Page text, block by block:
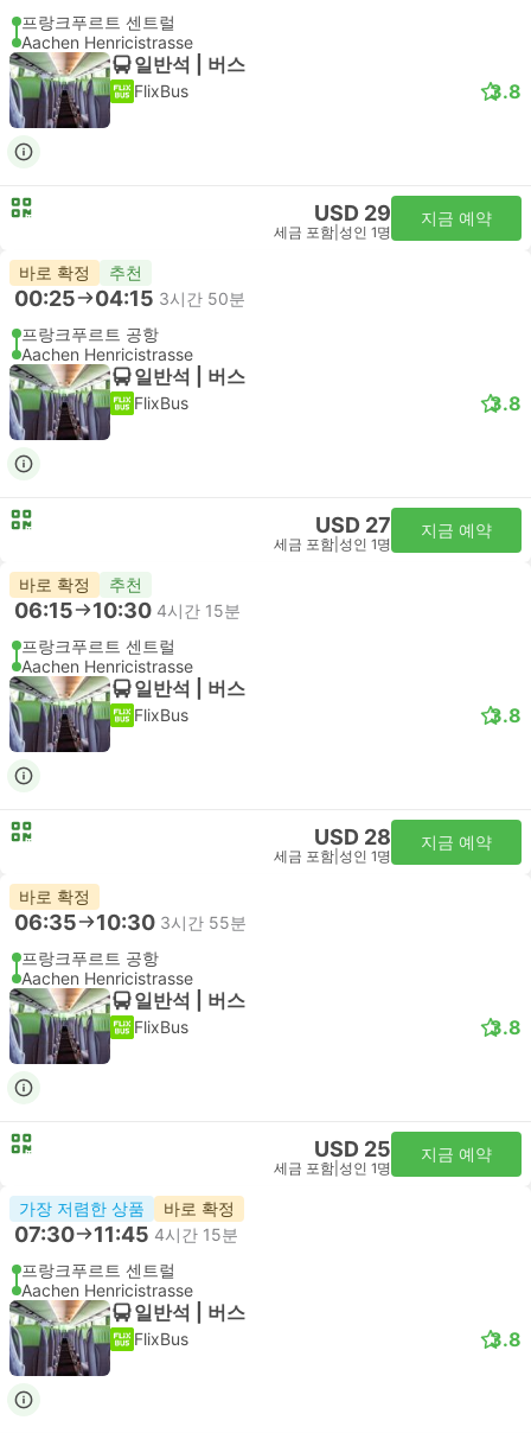
프랑크푸르트 센트럴
Aachen Henricistrasse
일반석 | 버스
FlixBus 3.8
USD 29
세금 포함 성인 1명
지금 예약
바로 확정 추천
00:25 04:15 3시간 50분
프랑크푸르트 공항
Aachen Henricistrasse
일반석 | 버스
FlixBus 3.8
USD 27
세금 포함 성인 1명
지금 예약
바로 확정 추천
06:15 10:30 4시간 15분
프랑크푸르트 센트럴
Aachen Henricistrasse
일반석 | 버스
FlixBus 3.8
USD 28
세금 포함 성인 1명
지금 예약
바로 확정
06:35 10:30 3시간 55분
프랑크푸르트 공항
Aachen Henricistrasse
일반석 | 버스
FlixBus 3.8
USD 25
세금 포함 성인 1명
지금 예약
가장 저렴한 상품 바로 확정
07:30 11:45 4시간 15분
프랑크푸르트 센트럴
Aachen Henricistrasse
일반석 | 버스
FlixBus 3.8